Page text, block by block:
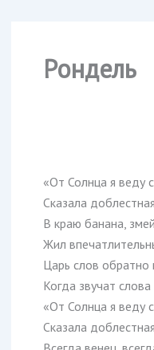
Рондель
«От Солнца я веду
Сказала
В краю банана,
Жил
Царь слов обратно
Когда звучат
«От Солнца я веду
Сказала